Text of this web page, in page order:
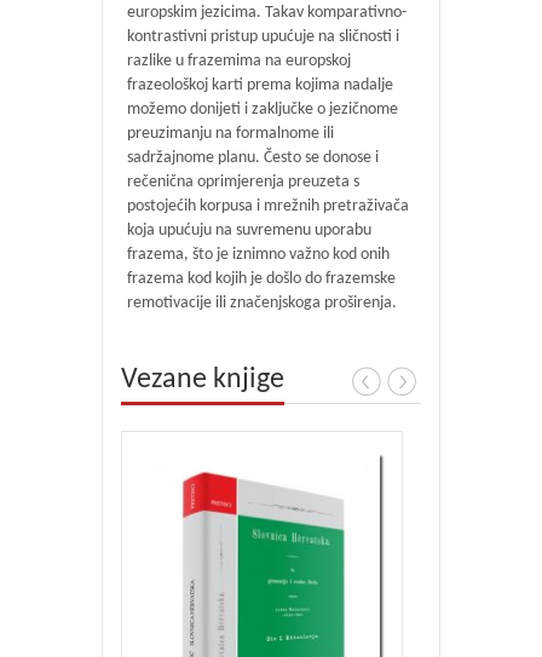
europskim jezicima. Takav komparativno-
kontrastivni pristup upućuje na sličnosti i
razlike u frazemima na europskoj
frazeološkoj karti prema kojima nadalje
možemo donijeti i zaključke o jezičnome
preuzimanju na formalnome ili
sadržajnome planu. Često se donose i
rečenična oprimjerenja preuzeta s
postojećih korpusa i mrežnih pretraživača
koja upućuju na suvremenu uporabu
frazema, što je iznimno važno kod onih
frazema kod kojih je došlo do frazemske
remotivacije ili značenjskoga proširenja.
Vezane knjige